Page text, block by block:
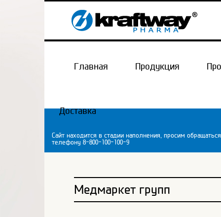
Главная Продукция
Доставка
Сайт находится в стадии наполнения, просим
телефону 8-800-100-100-9
Медмаркет групп